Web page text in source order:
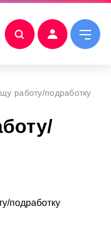
работу/подработку
подработку